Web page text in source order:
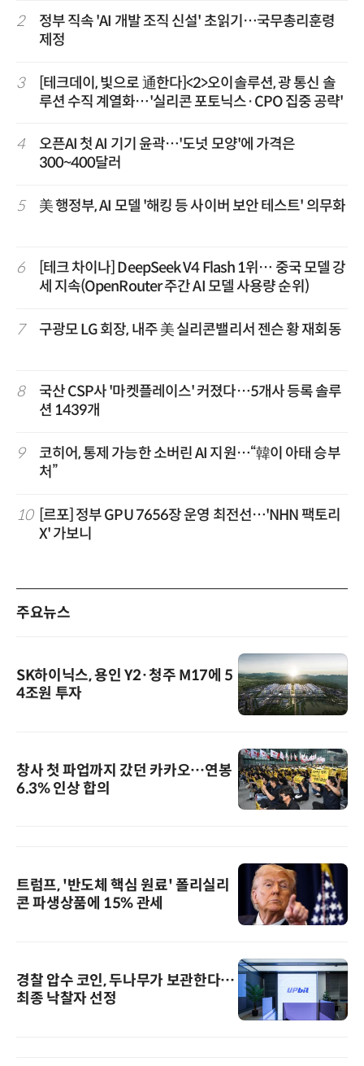
2
정부 직속 'AI 개발 조직 신설' 초읽기…국무총리훈령
제정
3
[테크데이, 빛으로 通한다]<2>오이솔루션, 광 통신 솔
루션 수직 계열화…'실리콘 포토닉스·CPO 집중 공략'
4
오픈AI 첫 AI 기기 윤곽…'도넛 모양'에 가격은
300~400달러
5 美 행정부, AI 모델 '해킹 등 사이버 보안 테스트' 의무화
6
[테크 차이나] DeepSeek V4 Flash 1위… 중국 모델 강
세 지속(OpenRouter 주간 AI 모델 사용량 순위)
7 구광모 LG 회장, 내주 美 실리콘밸리서 젠슨 황 재회동
8
국산 CSP사 '마켓플레이스' 커졌다…5개사 등록 솔루
션 1439개
9
코히어, 통제 가능한 소버린 AI 지원…“韓이 아태 승부
처”
10
[르포] 정부 GPU 7656장 운영 최전선…'NHN 팩토리
X' 가보니
주요뉴스
SK하이닉스, 용인 Y2·청주 M17에 5
4조원 투자
창사 첫 파업까지 갔던 카카오…연봉
6.3% 인상 합의
트럼프, '반도체 핵심 원료' 폴리실리
콘 파생상품에 15% 관세
경찰 압수 코인, 두나무가 보관한다…
최종 낙찰자 선정